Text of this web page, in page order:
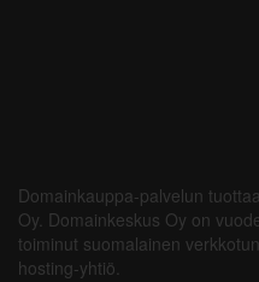
Domainkauppa-palvelun
Oy. Domainkeskus Oy on
toiminut suomalainen
hosting-yhtiö.